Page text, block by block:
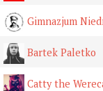
Gimnazjum
Bartek Paletko
Catty the